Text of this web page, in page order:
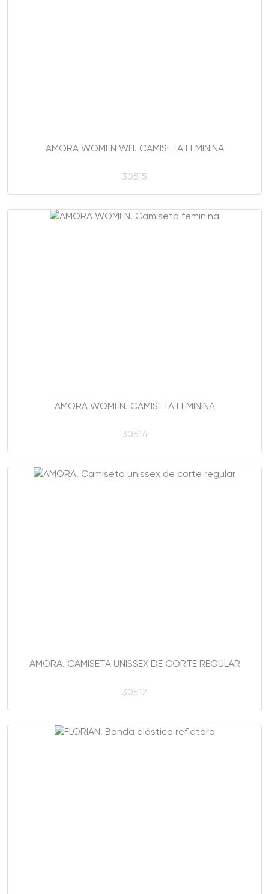
AMORA WOMEN WH. CAMISETA FEMININA
30515
AMORA WOMEN. CAMISETA FEMININA
30514
AMORA. CAMISETA UNISSEX DE CORTE REGULAR
30512